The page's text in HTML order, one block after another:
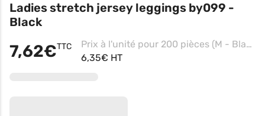
Ladies stretch jersey leggings by099 -
Black
7,62€TTC
Prix à l'unité pour 200 pièces (M - Black)
6,35€ HT